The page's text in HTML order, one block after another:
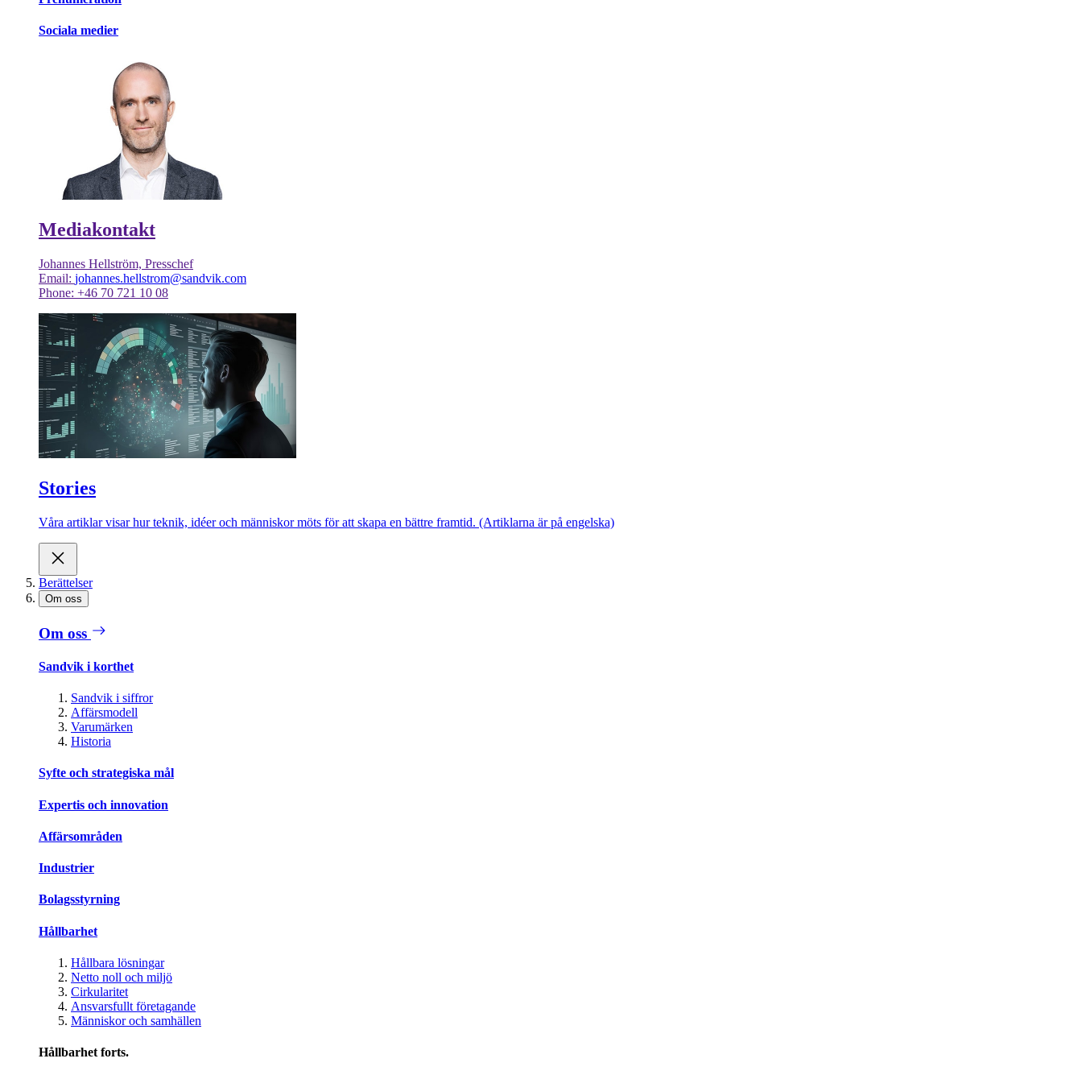
Sociala medier
Mediakontakt
Johannes Hellström, Presschef
Email: johannes.hellstrom@sandvik.com
Phone: +46 70 721 10 08
Stories
Våra artiklar visar hur teknik, idéer och människor möts för att skapa en bättre framtid. (Artiklarna är på engelska)
Berättelser
Om oss
Om oss
Sandvik i korthet
Sandvik i siffror
Affärsmodell
Varumärken
Historia
Syfte och strategiska mål
Expertis och innovation
Affärsområden
Industrier
Bolagsstyrning
Hållbarhet
Hållbara lösningar
Netto noll och miljö
Cirkularitet
Ansvarsfullt företagande
Människor och samhällen
Hållbarhet forts.